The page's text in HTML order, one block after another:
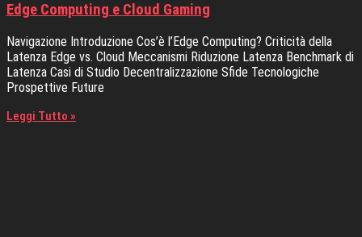
Edge Computing e Cloud Gaming
Navigazione Introduzione Cos’è l’Edge Computing? Criticità della
Latenza Edge vs. Cloud Meccanismi Riduzione Latenza Benchmark di
Latenza Casi di Studio Decentralizzazione Sfide Tecnologiche
Prospettive Future
Leggi Tutto »